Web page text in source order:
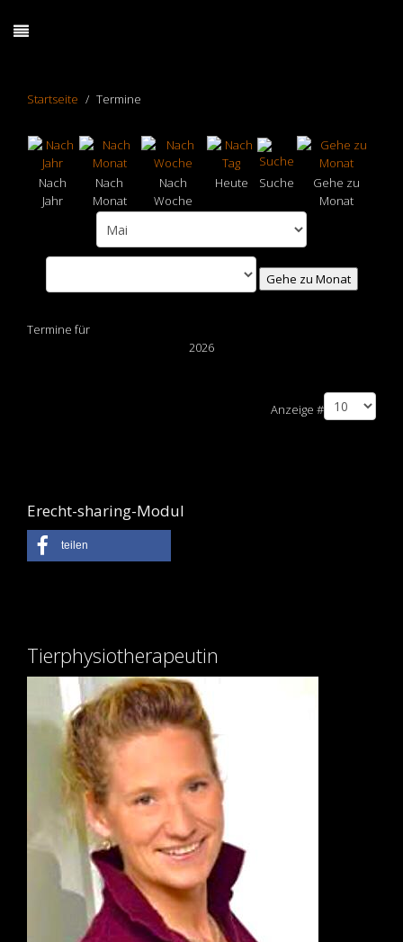
Startseite Termine
Nach
Jahr
Nach
Monat
Nach
Woche
Heute Suche
Gehe zu
Monat
Gehe zu Monat
Termine für
2026
Anzeige #
Erecht-sharing-Modul
teilen
Tierphysiotherapeutin